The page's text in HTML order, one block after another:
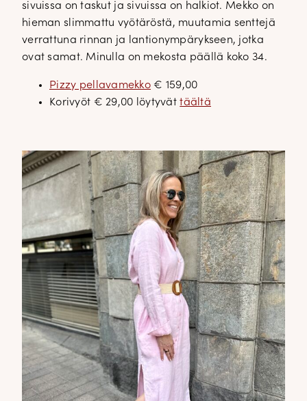
sivuissa on taskut ja sivuissa on halkiot. Mekko on
hieman slimmattu vyötäröstä, muutamia senttejä
verrattuna rinnan ja lantionympärykseen, jotka
ovat samat. Minulla on mekosta päällä koko 34.
Pizzy pellavamekko € 159,00
Korivyöt € 29,00 löytyvättäältä